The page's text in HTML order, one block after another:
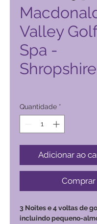
Valley
Spa -
Shropshire
Quantidade *
Adicionar ao
Comprar
3 Noites e 4 voltas de
incluindo pequeno-